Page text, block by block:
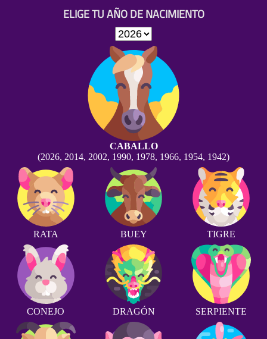
ELIGE TU AÑO DE NACIMIENTO
CABALLO
(2026, 2014, 2002, 1990, 1978, 1966, 1954, 1942)
RATA BUEY TIGRE
CONEJO DRAGÓN SERPIENTE